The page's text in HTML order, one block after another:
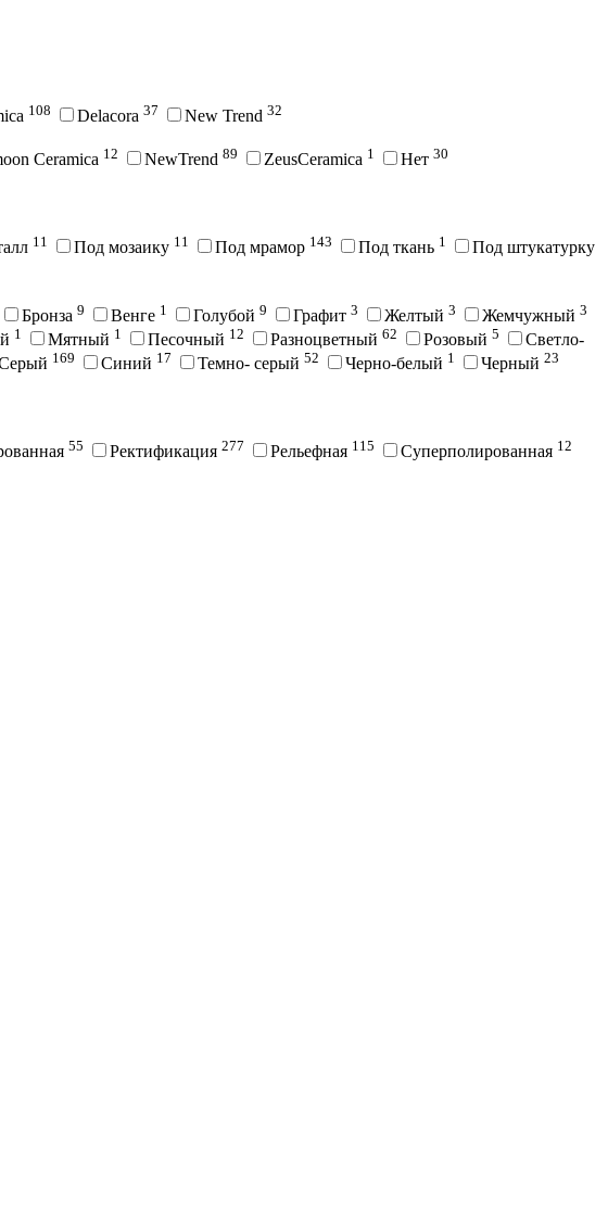
108 Delacora 37 New Trend 32
Ceramica 12 NewTrend 89 ZeusCeramica 1 Нет 30
11 Под мозаику 11 Под мрамор 143 Под ткань 1 Под штукатурку
Бронза 9 Венге 1 Голубой 9 Графит 3 Желтый 3 Жемчужный 3
1 Мятный 1 Песочный 12 Разноцветный 62 Розовый 5
Светло-
169 Синий 17 Темно- серый 52 Черно-белый 1 Черный 23
55 Ректификация 277 Рельефная 115 Суперполированная 12